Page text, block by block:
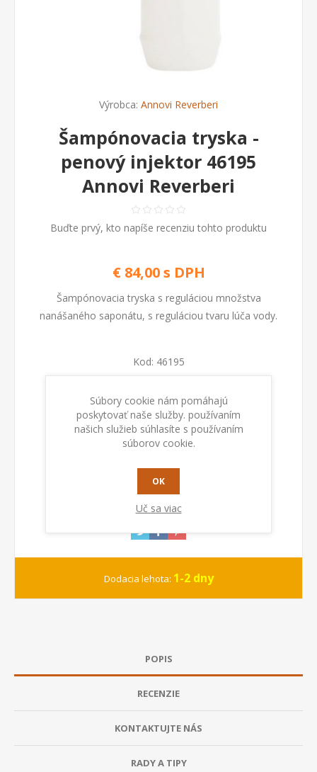
Výrobca: Annovi Reverberi
Šampónovacia tryska -
penový injektor 46195
Annovi Reverberi
Buďte prvý, kto napíše recenziu tohto produktu
€ 84,00 s DPH
Šampónovacia tryska s reguláciou množstva
nanášaného saponátu, s reguláciou tvaru lúča vody.
Kod: 46195
Dostupnosť: Na sklade
PRIDAŤ DO KOŠÍKA
Dodacia lehota: 1-2 dny
POPIS
RECENZIE
KONTAKTUJTE NÁS
RADY A TIPY
Súbory cookie nám pomáhajú
poskytovať naše služby. používaním
našich služieb súhlasíte s používaním
súborov cookie.
OK
Uč sa viac